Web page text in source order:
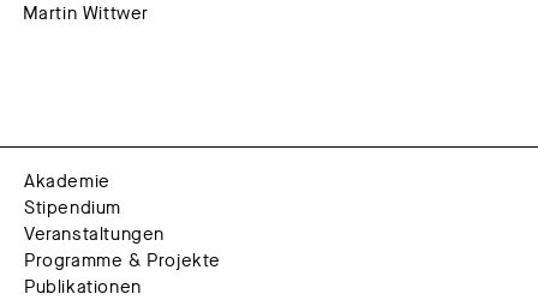
Martin Wittwer
Akademie
Stipendium
Veranstaltungen
Programme & Projekte
Publikationen